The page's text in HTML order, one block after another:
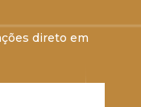
direto em